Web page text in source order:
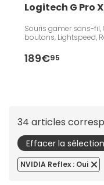
Logitech G Pro
Souris gamer sans-fil,
boutons, Lightspeed,
189€95
34 articles
Effacer la sélection
NVIDIA Reflex : Oui